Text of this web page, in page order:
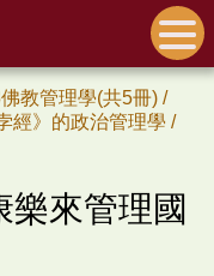
教管理學(共5冊) /
經》的政治管理學 /
來管理國